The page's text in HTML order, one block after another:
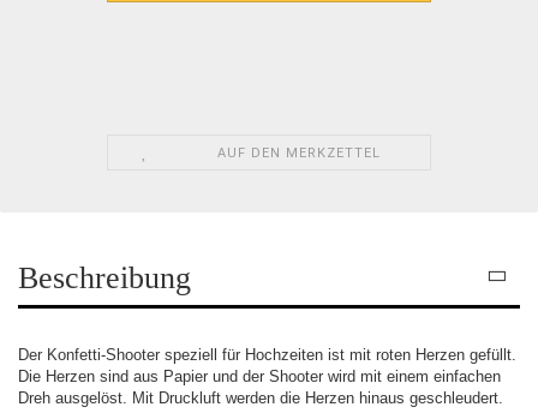
AUF DEN MERKZETTEL
Beschreibung
Der Konfetti-Shooter speziell für Hochzeiten ist mit roten Herzen gefüllt.
Die Herzen sind aus Papier und der Shooter wird mit einem einfachen
Dreh ausgelöst. Mit Druckluft werden die Herzen hinaus geschleudert.